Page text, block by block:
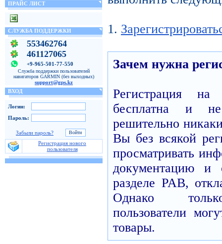
ПРАЙС ЛИСТ
СЛУЖБА ПОДДЕРЖКИ
553462764
461127065
+9-965-501-77-550
Служба поддержки пользователей
навигаторов GARMIN (без выходных)
support@gps.kz
ВХОД
Логин:
Пароль:
Забыли пароль?
Регистрация нового
пользователя
1.
Зачем нужна
Регистрация
бесплатна и
решительно
Вы без всякой
просматривать
документацию и
разделе PAB,
Однако
пользователи
товары.